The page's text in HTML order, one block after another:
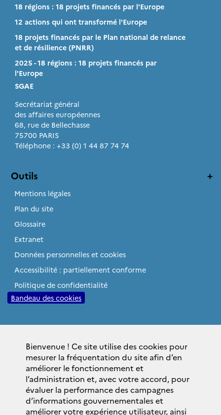
Bienvenue ! Ce site utilise des cookies pour
mesurer la fréquentation du site afin d’en
améliorer le fonctionnement et
l’administration et, avec votre accord, pour
évaluer la performance des campagnes
d’informations gouvernementales et
améliorer votre expérience utilisateur, ainsi
18 régions : 18 projets financés par l'Europe
12 actions qui ont transformé l'Europe
18 projets financés par le Plan national de relance
et de résilience (PNRR)
2025 - 18 régions : 18 projets financés par
l'Europe
SGAE
Secrétariat général
des affaires européennes
68, rue de Bellechasse
75700 PARIS
Téléphone : +33 (0) 1 44 87 74 74
Outils
Mentions légales
Plan du site
Glossaire
Extranet
Données personnelles et cookies
Accessibilité : partiellement conforme
Politique de confidentialité
Bandeau des cookies
gouvernement.fr
elysee.fr
service-public.fr
legifrance.gouv.fr
data.gouv.fr